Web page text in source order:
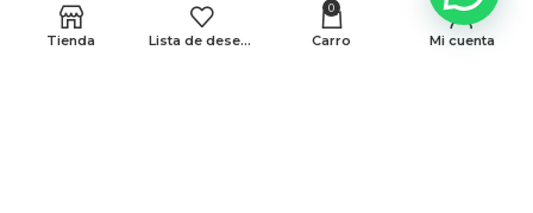
Tienda Lista de deseos
0
Carro Mi cuenta